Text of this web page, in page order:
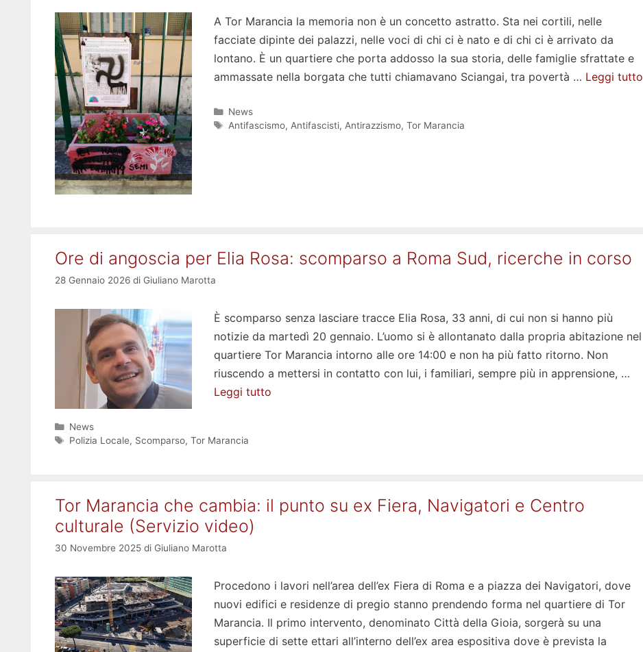
A Tor Marancia la memoria non è un concetto astratto. Sta nei cortili, nelle
facciate dipinte dei palazzi, nelle voci di chi ci è nato e di chi ci è arrivato da
lontano. È un quartiere che porta addosso la sua storia, delle famiglie sfrattate e
ammassate nella borgata che tutti chiamavano Sciangai, tra povertà … Leggi tutto
Categorie
News
Tag
Antifascismo, Antifascisti, Antirazzismo, Tor Marancia
Ore di angoscia per Elia Rosa: scomparso a Roma Sud, ricerche in corso
28 Gennaio 2026 di Giuliano Marotta
È scomparso senza lasciare tracce Elia Rosa, 33 anni, di cui non si hanno più
notizie da martedì 20 gennaio. L’uomo si è allontanato dalla propria abitazione nel
quartiere Tor Marancia intorno alle ore 14:00 e non ha più fatto ritorno. Non
riuscendo a mettersi in contatto con lui, i familiari, sempre più in apprensione, …
Leggi tutto
Categorie
News
Tag
Polizia Locale, Scomparso, Tor Marancia
Tor Marancia che cambia: il punto su ex Fiera, Navigatori e Centro
culturale (Servizio video)
30 Novembre 2025 di Giuliano Marotta
Procedono i lavori nell’area dell’ex Fiera di Roma e a piazza dei Navigatori, dove
nuovi edifici e residenze di pregio stanno prendendo forma nel quartiere di Tor
Marancia. Il primo intervento, denominato Città della Gioia, sorgerà su una
superficie di sette ettari all’interno dell’ex area espositiva dove è prevista la